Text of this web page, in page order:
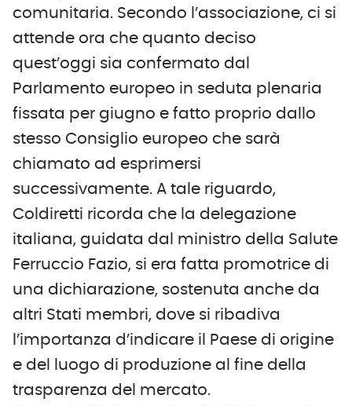
comunitaria. Secondo l’associazione, ci si
attende ora che quanto deciso
quest’oggi sia confermato dal
Parlamento europeo in seduta plenaria
fissata per giugno e fatto proprio dallo
stesso Consiglio europeo che sarà
chiamato ad esprimersi
successivamente. A tale riguardo,
Coldiretti ricorda che la delegazione
italiana, guidata dal ministro della Salute
Ferruccio Fazio, si era fatta promotrice di
una dichiarazione, sostenuta anche da
altri Stati membri, dove si ribadiva
l’importanza d’indicare il Paese di origine
e del luogo di produzione al fine della
trasparenza del mercato.